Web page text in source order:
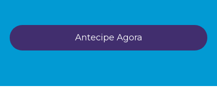
Antecipe Agora